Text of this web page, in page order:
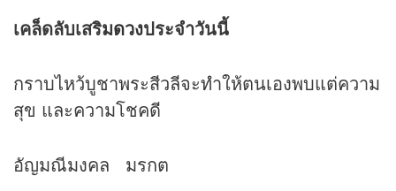
เคล็ดลับเสริมดวงประจำวันนี้
กราบไหว้บูชาพระสีวลีจะทำให้ตนเองพบแต่ความ
สุข และความโชคดี
อัญมณีมงคล มรกต